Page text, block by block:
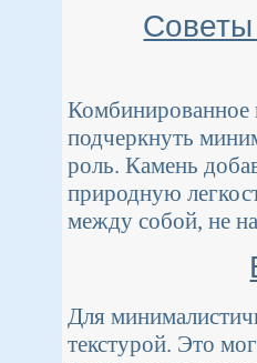
Комбинированное
подчеркнуть
роль. Камень
природную
между собой, не
Для
текстурой. Это